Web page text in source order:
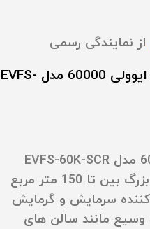
از نمایندگی رسمی
ویژگی‌ های کولرگازی ایستاده ایوولی 60000 مدل EVFS-
کولرگازی ایستاده ایوولی 60000 مدل EVFS-60K-SCR
اسکرال، مناسب برای فضاهای بزرگ بین تا 150 متر مربع
سرمایش و گرمایش
مانند سالن‌ های